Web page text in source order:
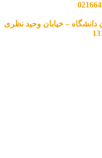
دانشگاه – خیابان وحید نظری